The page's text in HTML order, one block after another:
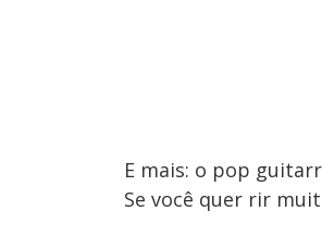
E mais: o pop
Se você quer rir